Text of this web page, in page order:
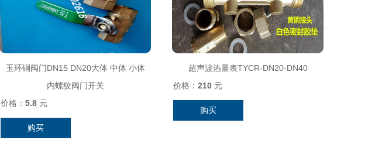
玉环铜阀门DN15 DN20大体 中体 小体
内螺纹阀门开关
价格： 5.8 元
购买
超声波热量表TYCR-DN20-DN40
价格： 210 元
购买